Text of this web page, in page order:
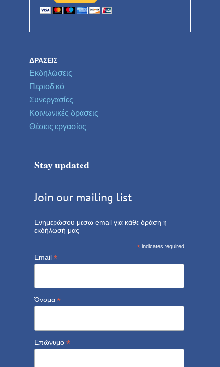
ΔΡΆΣΕΙΣ
Εκδηλώσεις
Περιοδικό
Συνεργασίες
Κοινωνικές δράσεις
Θέσεις εργασίας
Stay updated
Join our mailing list
Ενημερώσου μέσω email για κάθε δράση ή
εκδήλωσή μας
* indicates required
Email *
Όνομα *
Επώνυμο *